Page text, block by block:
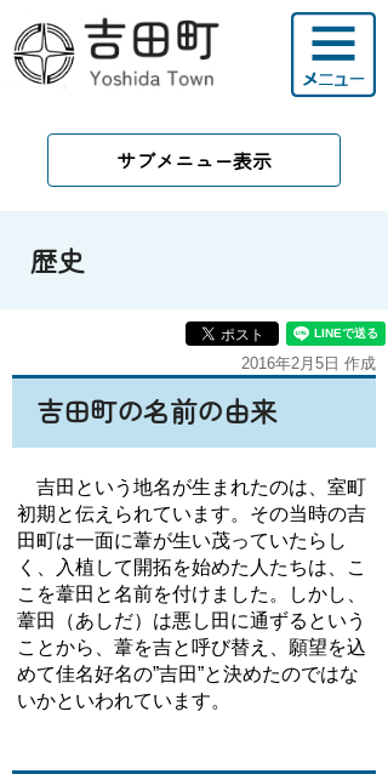
サブメニュー表示
歴史
2016年2月5日 作成
吉田町の名前の由来
吉田という地名が生まれたのは、室町
初期と伝えられています。その当時の吉
田町は一面に葦が生い茂っていたらし
く、入植して開拓を始めた人たちは、こ
こを葦田と名前を付けました。しかし、
葦田（あしだ）は悪し田に通ずるという
ことから、葦を吉と呼び替え、願望を込
めて佳名好名の”吉田”と決めたのではな
いかといわれています。